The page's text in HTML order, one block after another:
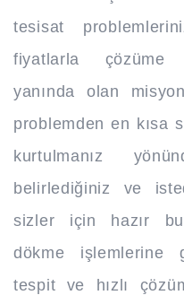
tesisat
fiyatlarla çözüme
yanında olan
problemden en kısa
kurtulmanız
belirlediğiniz ve
sizler için hazır
dökme işlemlerine
tespit ve hızlı